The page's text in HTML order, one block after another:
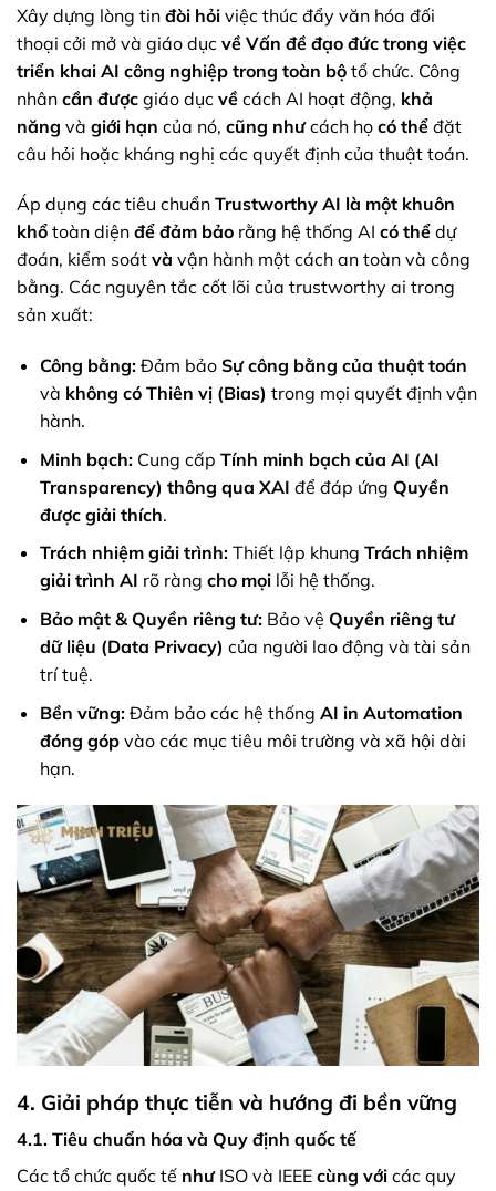
Xây dựng lòng tin đòi hỏi việc thúc đẩy văn hóa đối
thoại cởi mở và giáo dục về Vấn đề đạo đức trong việc
triển khai AI công nghiệp trong toàn bộ tổ chức. Công
nhân cần được giáo dục về cách AI hoạt động, khả
năng và giới hạn của nó, cũng nhưcách họ có thể đặt
câu hỏi hoặc kháng nghị các quyết định của thuật toán.
Áp dụng các tiêu chuẩn Trustworthy AI là một khuôn
khổ toàn diện để đảm bảo rằng hệ thống AI có thể dự
đoán, kiểm soát và vận hành một cách an toàn và công
bằng. Các nguyên tắc cốt lõi của trustworthy ai trong
sản xuất:
Công bằng:Đảm bảo Sự công bằng của thuật toán
và không có Thiên vị (Bias) trong mọi quyết định vận
hành.
Minh bạch:Cung cấp Tính minh bạch của AI (AI
Transparency) thông qua XAI để đáp ứng Quyền
được giải thích.
Trách nhiệm giải trình:Thiết lập khung Trách nhiệm
giải trình AI rõ ràng cho mọilỗi hệ thống.
Bảo mật & Quyền riêng tư:Bảo vệ Quyền riêng tư
dữ liệu (Data Privacy) của người lao động và tài sản
trí tuệ.
Bền vững:Đảm bảo các hệ thống AI in Automation
đóng gópvào các mục tiêu môi trường và xã hội dài
hạn.
4. Giải pháp thực tiễn và hướng đi bền vững
4.1. Tiêu chuẩn hóa và Quy định quốc tế
Các tổ chức quốc tế nhưISO và IEEE cùng với các quy